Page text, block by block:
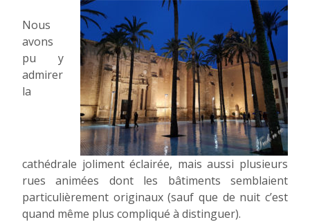
Nous
avons
pu y
admirer
la
cathédrale joliment éclairée, mais aussi plusieurs
rues animées dont les bâtiments semblaient
particulièrement originaux (sauf que de nuit c’est
quand même plus compliqué à distinguer).